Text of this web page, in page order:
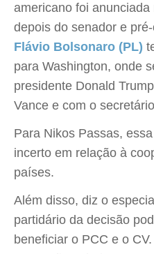
americano foi
depois do senador e
Flávio Bolsonaro (PL)
para Washington, onde
presidente Donald
Vance e com o
Para Nikos Passas,
incerto em relação à
países.
Além disso, diz o
partidário da decisão
beneficiar o PCC e o